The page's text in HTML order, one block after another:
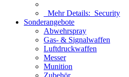
Mehr Details: Security
Sonderangebote
Abwehrspray
Gas- & Signalwaffen
Luftdruckwaffen
Messer
Munition
Zubehör